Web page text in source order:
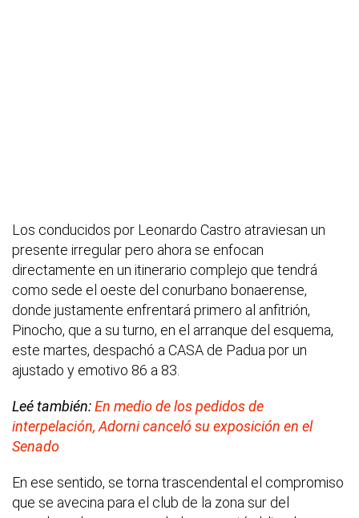
Los conducidos por Leonardo Castro atraviesan un
presente irregular pero ahora se enfocan
directamente en un itinerario complejo que tendrá
como sede el oeste del conurbano bonaerense,
donde justamente enfrentará primero al anfitrión,
Pinocho, que a su turno, en el arranque del esquema,
este martes, despachó a CASA de Padua por un
ajustado y emotivo 86 a 83.
Leé también:En medio de los pedidos de
interpelación, Adorni canceló su exposición en el
Senado
En ese sentido, se torna trascendental el compromiso
que se avecina para el club de la zona sur del